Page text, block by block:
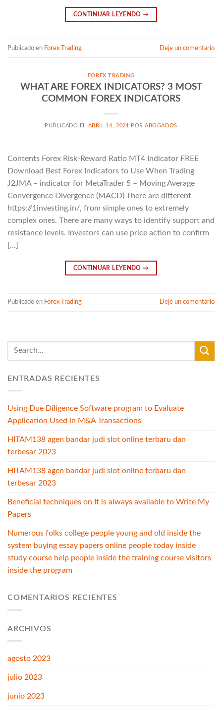
CONTINUAR LEYENDO→
Publicado en Forex Trading Deje un comentario
FOREX TRADING
WHAT ARE FOREX INDICATORS? 3 MOST
COMMON FOREX INDICATORS
PUBLICADO EL ABRIL 14, 2021 PORABOGADOS
Contents Forex Risk-Reward Ratio MT4 Indicator FREE
Download Best Forex Indicators to Use When Trading
J2JMA – indicator for MetaTrader 5 – Moving Average
Convergence Divergence (MACD) There are different
https://1investing.in/, from simple ones to extremely
complex ones. There are many ways to identify support and
resistance levels. Investors can use price action to confirm
[…]
CONTINUAR LEYENDO→
Publicado en Forex Trading Deje un comentario
ENTRADAS RECIENTES
Using Due Diligence Software program to Evaluate
Application Used in M&A Transactions
HITAM138 agen bandar judi slot online terbaru dan
terbesar 2023
HITAM138 agen bandar judi slot online terbaru dan
terbesar 2023
Beneficial techniques on It is always available to Write My
Papers
Numerous folks college people young and old inside the
system buying essay papers online people today inside
study course help people inside the training course visitors
inside the program
COMENTARIOS RECIENTES
ARCHIVOS
agosto 2023
julio 2023
junio 2023